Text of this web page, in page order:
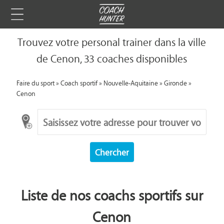
Trouvez votre personal trainer dans la ville
de Cenon, 33 coaches disponibles
Faire du sport»Coach sportif»Nouvelle-Aquitaine»Gironde»
Cenon
Chercher
Liste de nos coachs sportifs sur
Cenon